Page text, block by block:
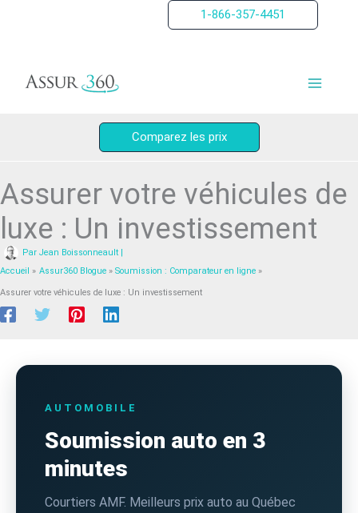
1-866-357-4451
Comparez les prix
Assurer votre véhicules de
luxe : Un investissement
Par Jean Boissonneault |
Accueil
Assur360 Blogue Soumission : Comparateur en ligne
Assurer votre véhicules de luxe : Un investissement
AUTOMOBILE
Soumission auto en 3
minutes
Courtiers AMF. Meilleurs prix auto au Québec